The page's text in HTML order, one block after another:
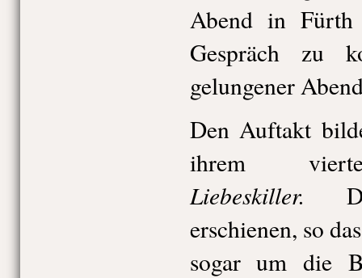
Abend in Fürth
Gespräch zu
gelungener
Den Auftakt
ihrem
Liebeskiller.
erschienen, so
sogar um die